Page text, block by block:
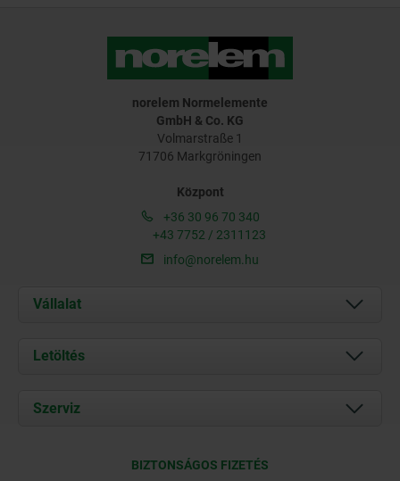
norelem Normelemente
GmbH & Co. KG
Volmarstraße 1
71706 Markgröningen
Központ
+36 30 96 70 340
+43 7752 / 2311123
info@norelem.hu
Vállalat
Rólunk
Kapcsolat
Letöltés
Documents
Szerviz
BIZTONSÁGOS FIZETÉS